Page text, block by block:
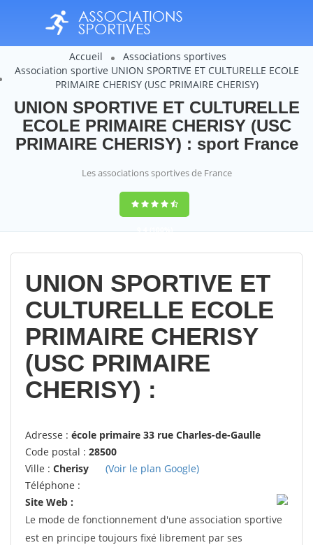
Accueil
Associations sportives
Association sportive UNION SPORTIVE ET CULTURELLE ECOLE
PRIMAIRE CHERISY (USC PRIMAIRE CHERISY)
UNION SPORTIVE ET CULTURELLE
ECOLE PRIMAIRE CHERISY (USC
PRIMAIRE CHERISY) : sport France
Les associations sportives de France
9,4(100%)
14358votes
UNION SPORTIVE ET
CULTURELLE ECOLE
PRIMAIRE CHERISY
(USC PRIMAIRE
CHERISY) :
Adresse : école primaire 33 rue Charles-de-Gaulle
Code postal : 28500
Ville : Cherisy
(Voir le plan Google)
Téléphone :
Site Web :
Le mode de fonctionnement d'une association sportive
est en principe toujours fixé librement par ses